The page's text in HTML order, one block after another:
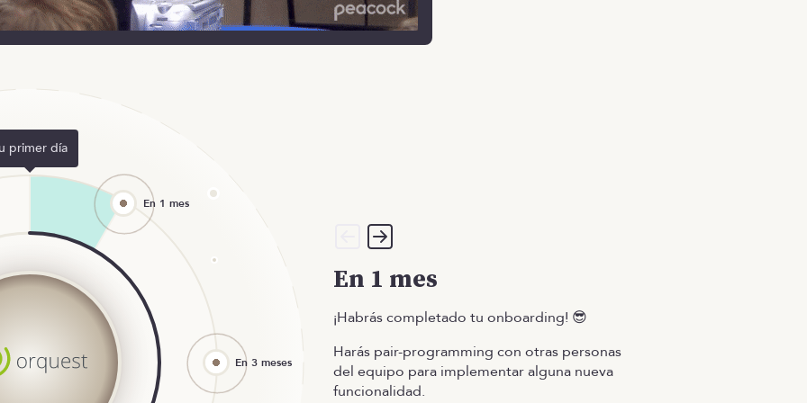
primer día
En 1 mes
¡Habrás completado tu onboarding! 😎
Harás pair-programming con otras personas
del equipo para implementar alguna nueva
funcionalidad.